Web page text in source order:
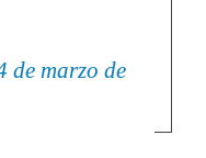
de marzo de